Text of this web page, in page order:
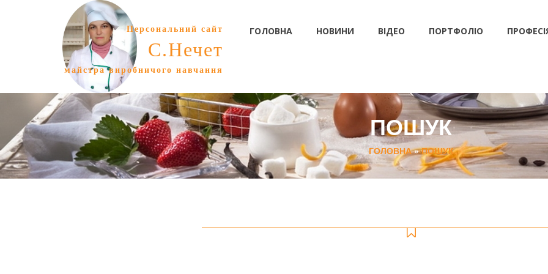
Персональний сайт
С.Нечет
майстра виробничого навчання
ГОЛОВНА НОВИНИ ВІДЕО ПОРТФОЛІО
ПОШУК
ГОЛОВНА»ПОШУК